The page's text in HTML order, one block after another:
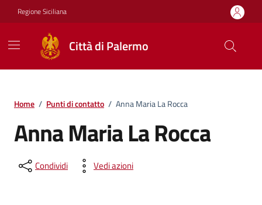
Vai ai contenuti
Vai al footer
Regione Siciliana
Città di Palermo
Home / Punti di contatto / Anna Maria La Rocca
Anna Maria La Rocca
Condividi Vedi azioni